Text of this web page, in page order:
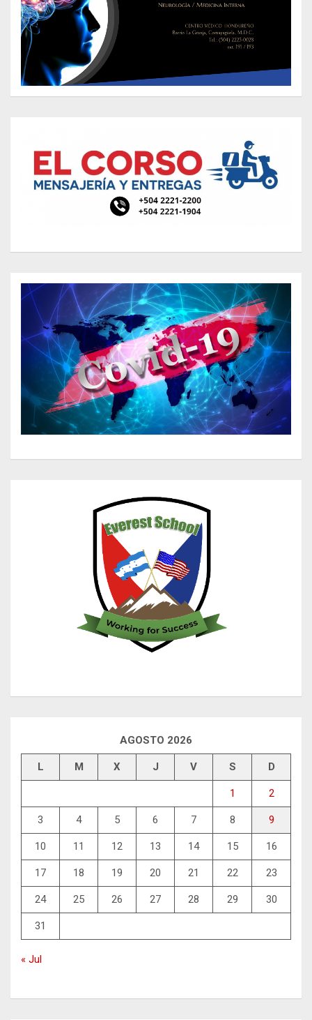
AGOSTO 2026
L M X J V S D
1 2
3 4 5 6 7 8 9
10 11 12 13 14 15 16
17 18 19 20 21 22 23
24 25 26 27 28 29 30
31
« Jul